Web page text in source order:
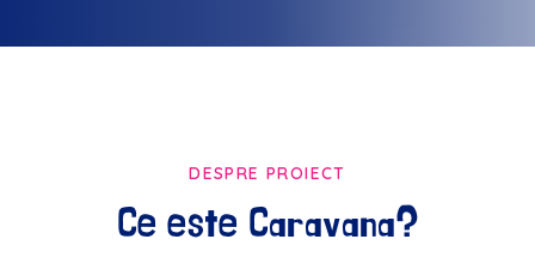
DESPRE PROIECT
Ce este Caravana?